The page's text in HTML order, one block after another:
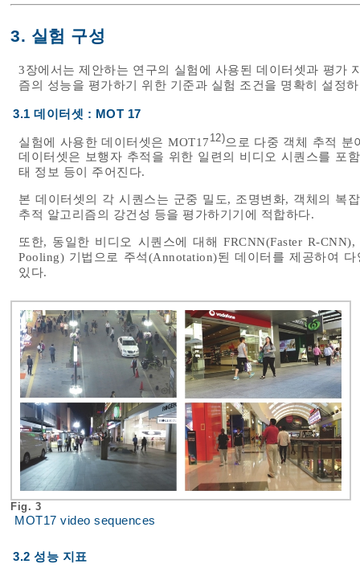
3. 실험 구성
3장에서는 제안하는 연구의 실험에 사용된 데이터셋과 평가
즘의 성능을 평가하기 위한 기준과 실험 조건을 명확히 설정
3.1 데이터셋 : MOT 17
실험에 사용한 데이터셋은 MOT17 12)으로 다중 객체 추적 분
데이터셋은 보행자 추적을 위한 일련의 비디오 시퀀스를 포
태 정보 등이 주어진다.
본 데이터셋의 각 시퀀스는 군중 밀도, 조명변화, 객체의 복
추적 알고리즘의 강건성 등을 평가하기기에 적합하다.
또한, 동일한 비디오 시퀀스에 대해 FRCNN(Faster R-CNN),
Pooling) 기법으로 주석(Annotation)된 데이터를 제공하여
있다.
Fig. 3
MOT17 video sequences
3.2 성능 지표